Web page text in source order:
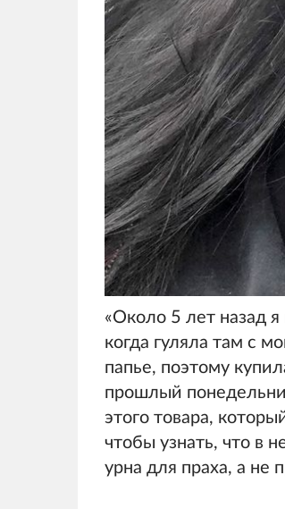
«Около 5 лет назад
когда гуляла там с
папье, поэтому
прошлый
этого товара,
чтобы узнать, что в
урна для праха, а не